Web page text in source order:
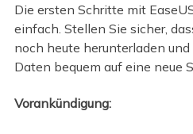
Die ersten Schritte mit
einfach. Stellen Sie sicher,
noch heute herunterladen
Daten bequem auf eine neue
Vorankündigung: